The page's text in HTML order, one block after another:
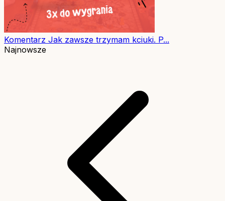
Komentarz Jak zawsze trzymam kciuki. P...
Najnowsze